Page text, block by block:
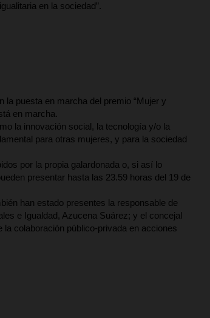
en la sociedad”.
la puesta en marcha del premio “Mujer y
en marcha.
la innovación social, la tecnología y/o la
para otras mujeres, y para la sociedad
por la propia galardonada o, si así lo
presentar hasta las 23.59 horas del 19 de
han estado presentes la responsable de
e Igualdad, Azucena Suárez; y el concejal
colaboración público-privada en acciones